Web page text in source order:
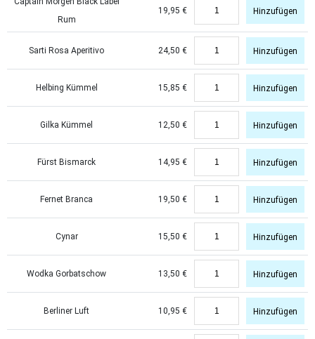
Rum
19,95 € Hinzufügen
Sarti Rosa Aperitivo 24,50 € Hinzufügen
Helbing Kümmel 15,85 € Hinzufügen
Gilka Kümmel 12,50 € Hinzufügen
Fürst Bismarck 14,95 € Hinzufügen
Fernet Branca 19,50 € Hinzufügen
Cynar 15,50 € Hinzufügen
Wodka Gorbatschow 13,50 € Hinzufügen
Berliner Luft 10,95 € Hinzufügen